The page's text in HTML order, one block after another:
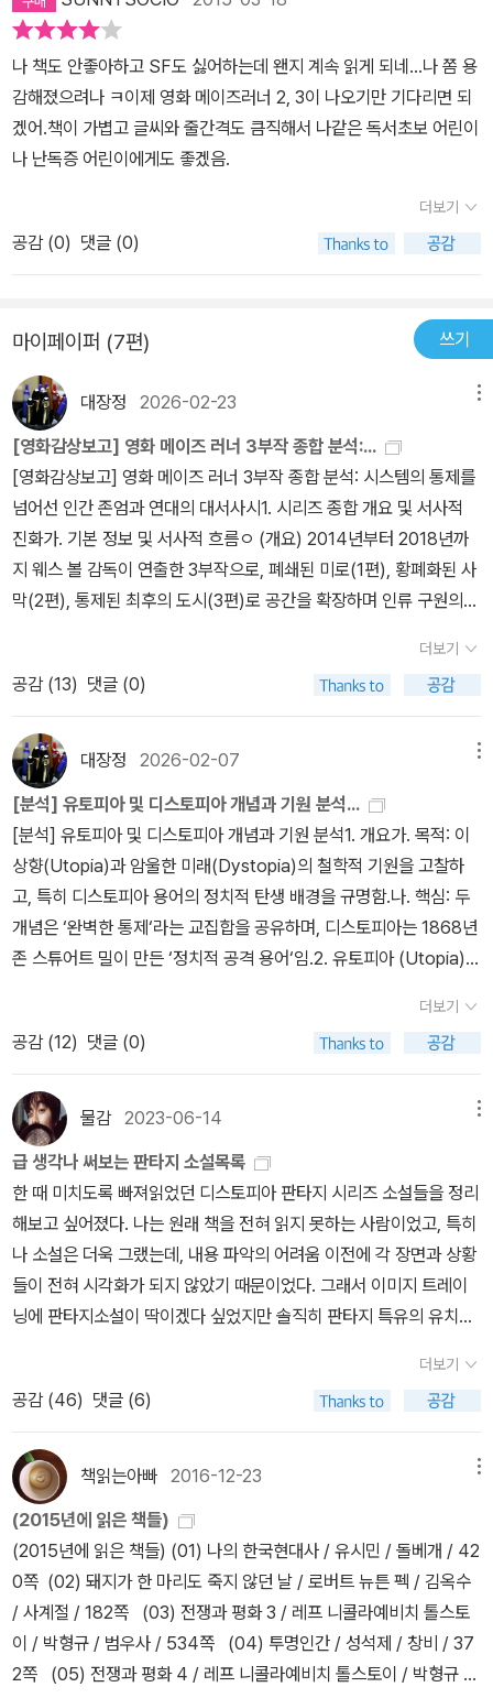
나 책도 안좋아하고 SF도 싫어하는데 왠지 계속 읽게 되네...나 쫌 용
감해졌으려나 ㅋ이제 영화 메이즈러너 2, 3이 나오기만 기다리면 되
겠어.책이 가볍고 글씨와 줄간격도 큼직해서 나같은 독서초보 어린이
나 난독증 어린이에게도 좋겠음.
더보기
공감 (0) 댓글 (0)
마이페이퍼 (7편) 쓰기
대장정 2026-02-23
[영화감상보고] 영화 메이즈 러너 3부작 종합 분석:...
[영화감상보고] 영화 메이즈 러너 3부작 종합 분석: 시스템의 통제를
넘어선 인간 존엄과 연대의 대서사시1. 시리즈 종합 개요 및 서사적
진화가. 기본 정보 및 서사적 흐름ㅇ (개요) 2014년부터 2018년까
지 웨스 볼 감독이 연출한 3부작으로, 폐쇄된 미로(1편), 황폐화된 사
막(2편), 통제된 최후의 도시(3편)로 공간을 확장하며 인류 구원의
여, 연대와 희생을 통해 부패한 권력을 무너뜨리고 인류의 대를 잇는
주체적 구원자로 성장하는 과정을 그림.나. 위키드(WCKD)의 통제
논리ㅇ (공리주의의 폭주) 인류 전체를 살린다는 대의를 위해 면역자
들의 뇌 효소와 혈액을 착취하며, 소수를 도구로 삼는 파시즘적 통제
시스템을 고착화함.2. 주요 인물 및 세력의 실존적 변화가. 토마스: 설
계자에서 저항의 상징으로ㅇ (주체성 회복) 위키드의 수석 연구원이
었으나 시스템의 야만성을 깨닫고 스스로 미로에 투입되었으며, 3편
에 이르러 자신의 피가 유일한 치료제임을 알고도 시스템에 굴복하지
않는 독자적 구원관을 완성함.나. 빈스와 오른팔 조직: 인류 문명의 실
질적 요람ㅇ (저항의 구심점) 위키드에 맞서 면역자들을 구출하고, 생
존자들을 안전지대(Safe Haven)로 인도하여 인류 문명이 단절되
지 않고 지속될 수 있게 한 본작의 실질적 영웅 세력임.다. 트리사와
갤리: 배반과 귀환을 통한 속죄ㅇ (트리사) 대의에 매몰되어 동료를
속죄를 이룸.ㅇ (갤리) 1편의 증오와 광기에서 벗어나 죽음의 문턱에
서 돌아온 후, 동료들을 위한 헌신적인 조력자로 거듭나며 화해와 성
숙의 실존적 가치를 증명함.라. 에바 페이지와 잰슨: 위선과 탐욕의 종
말ㅇ (에바) 인류 구원의 희망을 트리사에게 투영하며 마지막에 인간
성을 보이려 하나, 결국 자신이 설계한 시스템의 수하인 잰슨에게 살
해당하며 인과응보를 맞음.ㅇ (잰슨) 인류 구원이라는 명분마저 버리
고 오직 치료제 독점과 권력욕에 사로잡혀 폭주하다 자신이 멸시하던
크랭크들에게 비참한 최후를 맞이함.3. 주요 사건 및 주제에 대한 인
막으로) 1, 2편을 거치며 주인공들이 마주하는 갈등은 위키드가 제공
하는 통제된 안전(사육)과 장벽 밖의 지옥 같은 자유(실존) 사이의 선
택이며, 이는 인간다움의 본질이 안주가 아닌 저항에 있음을 시사함.
나. 도구적 합리주의에 대한 인간 존엄의 저항ㅇ (효소 추출에서 혈액
채취까지) 시리즈 전체를 관통하는 위키드의 실험은 인간을 치료제
생산을 위한 생체 부품으로 전락시켰으나, 단 한 명의 동료(민호)를
위해 본부로 침투하는 소년들의 연대는 효율성보다 존엄이 우선임을
증명함.다. 진정한 치료제의 의미와 인류애의 복원ㅇ (혈액이 아닌 유
대) 육체적 질병을 고치는 약은 실패했을지라도, 죽음의 문턱에서 동
료를 포기하지 않고 상실의 고통(뉴트의 죽음)을 함께 나누는 마음이
야말로 멸망해가는 인류를 구원할 진정한 치료제임을 역설함.4. 포스
더보기
공감 (13) 댓글 (0)
대장정 2026-02-07
[분석] 유토피아 및 디스토피아 개념과 기원 분석...
[분석] 유토피아 및 디스토피아 개념과 기원 분석​1. 개요가. 목적: 이
상향(Utopia)과 암울한 미래(Dystopia)의 철학적 기원을 고찰하
고, 특히 디스토피아 용어의 정치적 탄생 배경을 규명함.나. 핵심: 두
개념은 ‘완벽한 통제‘라는 교집합을 공유하며, 디스토피아는 1868년
존 스튜어트 밀이 만든 ‘정치적 공격 용어‘임.​2. 유토피아 (Utopia)
에서 유래했으며, 그리스어 ‘Ou(없다)‘와 ‘Topos(장소)‘의 합성어로
˝어디에도 없는 장소˝를 의미함.나. 이중적 의미: ‘Eu(좋은)‘ + ‘Top
os(장소)‘라는 발음 유사성을 이용해 ˝존재하지 않지만 완벽한 세상˝
이라는 역설을 내포함.다. 한계점: 사유재산 철폐와 공동 분배를 지향
하나, 개인의 사생활이 없고 자유가 제한되는 전체주의적(?) 요소가
초기 개념부터 존재함.​3. 디스토피아 (Dystopia) 분석가. 용어의 탄
생 (1868년): 영국 철학자 존 스튜어트 밀(J.S. Mill)이 의회 연설 도
중 정부의 아일랜드 토지 정책을 비판하기 위해 최초로(?) 사용함.나.
탄생 배경: 밀 의원은 정부 정책이 ˝너무 나빠서 실현 불가능하다˝고
역설하며, 유토피아의 반대말로 ‘디스토피아(Dystopia)‘를 즉석에
서 창안함.(?)다. 발언의 의도: 문학적 창작이 아닌, 치열한 정치적 논
쟁 과정에서 상대방의 정책 실패를 ˝실현 불가능한 최악의 정책˝이라
꼬집기 위한 공격용 용어임.라. 현대적 유형 분류1) ​오웰리안(Orwelli
중을 억압하는 유형.2) ​헉슬리안(Huxleyan): 올더스 헉슬리의 《멋
진 신세계》와 같이 쾌락과 세뇌로 인간이 스스로 생각할 능력을 거세
당하는 유형.3) ​포스트 아포칼립스: 전쟁이나 전염병 등으로 문명이
붕괴된 후의 야만적 상태(예: 메이즈 러너, 매드맥스).​4. 종합 결론 및
시사점가. 상관관계: 유토피아를 건설하기 위해 불순물을 제거하는
과정에서 필연적으로 폭력과 통제가 발생하여 디스토피아로 변질됨.
나. 어원 구조의 직관성: 그리스어 접두사 ‘Dys-(나쁜)‘와 ‘Topos
(장소)‘를 결합하여 ‘나쁜 장소‘라는 의미를 직관적으로 전달함.다. 최
더보기
공감 (12) 댓글 (0)
물감2023-06-14
급 생각나 써보는 판타지 소설목록
한 때 미치도록 빠져읽었던 디스토피아 판타지 시리즈 소설들을 정리
해보고 싶어졌다. 나는 원래 책을 전혀 읽지 못하는 사람이었고, 특히
나 소설은 더욱 그랬는데, 내용 파악의 어려움 이전에 각 장면과 상황
들이 전혀 시각화가 되지 않았기 때문이었다. 그래서 이미지 트레이
닝에 판타지소설이 딱이겠다 싶었지만 솔직히 판타지 특유의 유치함
아니던가.이런 생각을 하던 중에 국내에 디스토피아 판타지 소설이
줄줄이 출간되어 이거다! 싶어서 냅다 읽어댔고, 덕분에 시각화하여
내용에 몰입하는 기술을 터득하였다. 암튼 디스토피아와 판타지의 크
로스오버 장르가 주는 메시지와 재미, 그리고 스릴감과 여운만큼 내
취향과 딱 맞아떨어지는 장르도 잘 없더랬다. 한동안 잊고 있었는데
못 읽은 시리즈들도 찾아봐야겠다.1. 다이버전트 시리즈 ★★★ 다섯
개의 분파로 나누어진 미래 사회. 일정 나이가 되면 적성검사를 하고
분파를 지정받는다. 그런데 주인공은 어디에도 해당되지 않는 특수
유형이었고, 이런 분파가 없는 아이들을 '다이버전트'라고 명명했다.
문제는 다이버전트가 사회의 질서를 무너뜨린다는 이유로 제거대상
이라는 것. 하여 불합리한 사회와 시스템에 저항하며 개인의 가치를
더보기
공감 (46) 댓글 (6)
책읽는아빠 2016-12-23
(2015년에 읽은 책들)
(2015년에 읽은 책들) (01) 나의 한국현대사 / 유시민 / 돌베개 / 42
0쪽 (02) 돼지가 한 마리도 죽지 않던 날 / 로버트 뉴튼 펙 / 김옥수
/ 사계절 / 182쪽 (03) 전쟁과 평화 3 / 레프 니콜라예비치 톨스토
이 / 박형규 / 범우사 / 534쪽 (04) 투명인간 / 성석제 / 창비 / 37
2쪽 (05) 전쟁과 평화 4 / 레프 니콜라예비치 톨스토이 / 박형규 /